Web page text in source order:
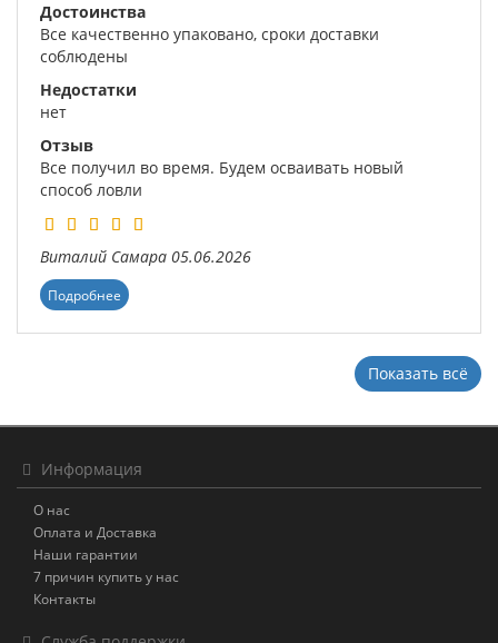
Достоинства
Все качественно упаковано, сроки доставки
соблюдены
Недостатки
нет
Отзыв
Все получил во время. Будем осваивать новый
способ ловли
Виталий Самара 05.06.2026
Подробнее
Показать всё
Информация
О нас
Оплата и Доставка
Наши гарантии
7 причин купить у нас
Контакты